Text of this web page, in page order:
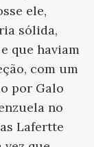
ele,
sólida,
que haviam
com um
por Galo
no
Lafertte